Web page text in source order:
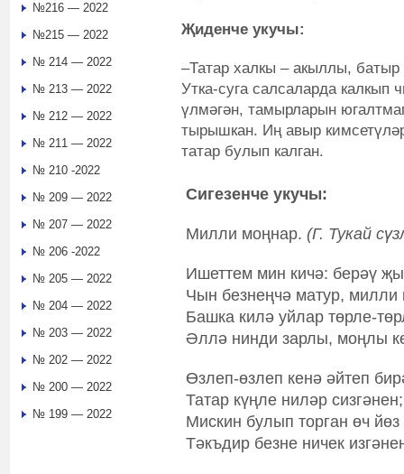
Җиденче укучы:
–Татар халкы – акыллы,
Утка-суга салсаларда калкып
үлмәгән, тамырларын
тырышкан. Иң авыр
татар булып калган.
Сигезенче укучы:
Милли моңнар. (Г. Тукай
Ишеттем мин кичә: берәү
Чын безнеңчә матур, милли
Башка килә уйлар төрле-
Әллә нинди зарлы, моңлы
Өзлеп-өзлеп кенә әйтеп
Татар күңле ниләр сизгәнен;
Мискин булып торган өч
Тәкъдир безне ничек
№216 — 2022
№215 — 2022
№ 214 — 2022
№ 213 — 2022
№ 212 — 2022
№ 211 — 2022
№ 210 -2022
№ 209 — 2022
№ 207 — 2022
№ 206 -2022
№ 205 — 2022
№ 204 — 2022
№ 203 — 2022
№ 202 — 2022
№ 200 — 2022
№ 199 — 2022